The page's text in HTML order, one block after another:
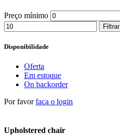
Preço mínimo
Filtrar
Disponibilidade
Oferta
Em estoque
On backorder
Por favorfaça o login
Upholstered chair